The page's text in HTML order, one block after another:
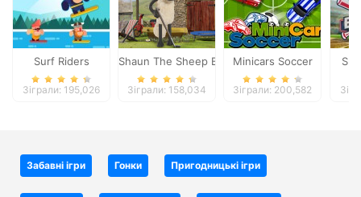
Surf Riders
Зіграли: 195,026
Shaun The Sheep Baahmy Golf
Зіграли: 158,034
Minicars Soccer
Зіграли: 200,582
Забавні ігри Гонки Пригодницькі ігри